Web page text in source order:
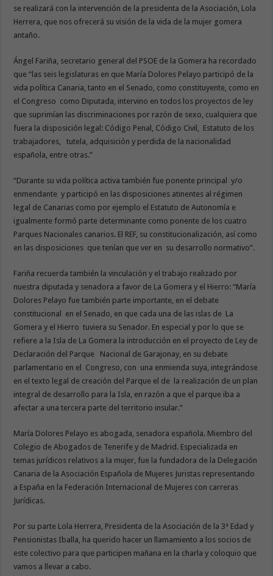
se realizará con la intervención de la presidenta de la Asociación, Lola
Herrera, que nos ofrecerá su visión de la vida de la mujer gomera
antaño.
Ángel Fariña, secretario general del PSOE de la Gomera ha recordado
que “las seis legislaturas en que María Dolores Pelayo participó de la
vida política Canaria, tanto en el Senado, como constituyente, como en
el Congreso como Diputada, intervino en todos los proyectos de ley
que suprimían las discriminaciones por razón de sexo, cualquiera que
fuera la disposición legal: Código Penal, Código Civil, Estatuto de los
trabajadores, tutela, adquisición y perdida de la nacionalidad
española, entre otras.”
“Durante su vida política activa también fue ponente principal y/o
enmendante y participó en las disposiciones atinentes al régimen
legal de Canarias como por ejemplo el Estatuto de Autonomía e
igualmente formó parte determinante como ponente de los cuatro
Parques Nacionales canarios. El REF, su constitucionalización, así como
en las disposiciones que tenían que ver en su desarrollo normativo”.
Fariña recuerda también la vinculación y el trabajo realizado por
nuestra diputada y senadora a favor de La Gomera y el Hierro: “María
Dolores Pelayo fue también parte importante, en el debate
constitucional en el Senado, en que cada una de las islas de La
Gomera y el Hierro tuviera su Senador. En especial y por lo que se
refiere a la Isla de La Gomera la introducción en el proyecto de Ley de
Declaración del Parque Nacional de Garajonay, en su debate
parlamentario en el Congreso, con una enmienda suya, integrándose
en el texto legal de creación del Parque el de la realización de un plan
integral de desarrollo para la Isla, en razón a que el parque iba a
afectar a una tercera parte del territorio insular.”
María Dolores Pelayo es abogada, senadora española. Miembro del
Colegio de Abogados de Tenerife y de Madrid. Especializada en
temas jurídicos relativos a la mujer, fue la fundadora de la Delegación
Canaria de la Asociación Española de Mujeres Juristas representando
a España en la Federación Internacional de Mujeres con carreras
Jurídicas.
Por su parte Lola Herrera, Presidenta de la Asociación de la 3ª Edad y
Pensionistas Iballa, ha querido hacer un llamamiento a los socios de
este colectivo para que participen mañana en la charla y coloquio que
vamos a llevar a cabo.